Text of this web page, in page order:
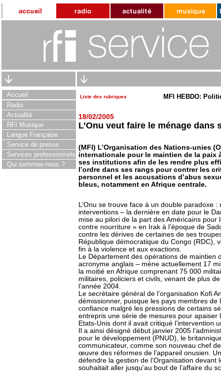
Accueil
Radio
Actualité
RFI Musique
Langue Française
Service de presse
Services professionnels
Qui sommes-nous ?
Liste des rubriques MFI HEBDO:
18/02/2005
L’Onu veut faire le ménage dans
(MFI) L’Organisation des Nations-unies
internationale pour le maintien de la paix
ses institutions afin de les rendre plus
l’ordre dans ses rangs pour contrer les
personnel et les accusations d’abus
bleus, notamment en Afrique centrale.
L’Onu se trouve face à un double paradoxe
interventions – la dernière en date pour le
mise au pilori de la part des Américains
contre nourriture » en Irak à l’époque de
contre les dérives de certaines de ses
République démocratique du Congo (RDC),
fin à la violence et aux exactions.
Le Département des opérations de maintien
acronyme anglais – mène actuellement 17
la moitié en Afrique comprenant 75 000
militaires, policiers et civils, venant de plus
l’année 2004.
Le secrétaire général de l’organisation Kofi
démissionner, puisque les pays membres de
confiance malgré les pressions de certains
entrepris une série de mesures pour apaiser
Etats-Unis dont il avait critiqué l’intervention
Il a ainsi désigné début janvier 2005
pour le développement (PNUD), le
communicateur, comme son nouveau chef
œuvre des réformes de l’appareil onusien.
défendre la gestion de l’Organisation devant
souhaitait aller jusqu’au bout de l’affaire du